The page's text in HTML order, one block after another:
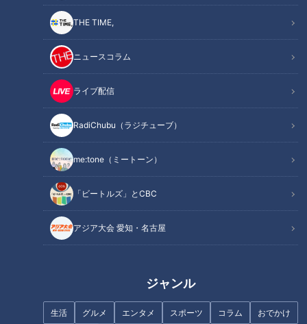
THE TIME,
ニュースコラム
ライブ配信
RadiChubu（ラジチューブ）
me:tone（ミートーン）
「ビートルズ」とCBC
アジア大会 愛知・名古屋
ジャンル
生活 グルメ エンタメ スポーツ コラム おでかけ
台湾の夜空に舞う！願いを込めて「ランタン飛ばし」
台北最大のナイトマーケットへ！お祭り気分で「トマト
飴」や「臭豆腐」を堪能！
オススメ関連コンテンツ
台湾特産の珍フルーツって？おやつタイムには
「豆花（トウファ）」の人気店をはしご！